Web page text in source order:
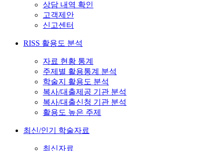
상담 내역 확인
고객제안
신고센터
RISS 활용도 분석
자료 현황 통계
주제별 활용통계 분석
학술지 활용도 분석
복사/대출제공 기관 분석
복사/대출신청 기관 분석
활용도 높은 주제
최신/인기 학술자료
최신자료